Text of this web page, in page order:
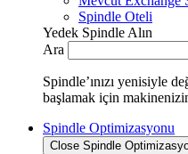
Spindle Oteli
Yedek Spindle Alın
Ara
Spindle’ınızı yenisiyle
başlamak için
Spindle Optimizasyonu
Close Spindle